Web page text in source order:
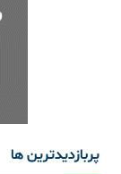
پربازدیدترین ها